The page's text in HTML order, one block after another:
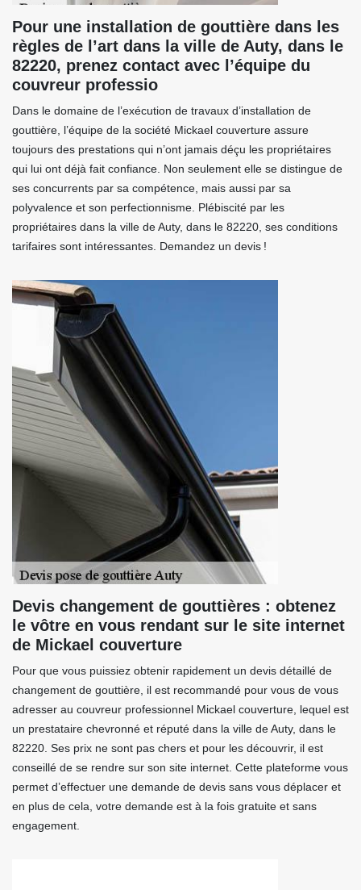
Pour une installation de gouttière dans les
règles de l’art dans la ville de Auty, dans le
82220, prenez contact avec l’équipe du
couvreur professio
Dans le domaine de l’exécution de travaux d’installation de
gouttière, l’équipe de la société Mickael couverture assure
toujours des prestations qui n’ont jamais déçu les propriétaires
qui lui ont déjà fait confiance. Non seulement elle se distingue de
ses concurrents par sa compétence, mais aussi par sa
polyvalence et son perfectionnisme. Plébiscité par les
propriétaires dans la ville de Auty, dans le 82220, ses conditions
tarifaires sont intéressantes. Demandez un devis !
Devis changement de gouttières : obtenez
le vôtre en vous rendant sur le site internet
de Mickael couverture
Pour que vous puissiez obtenir rapidement un devis détaillé de
changement de gouttière, il est recommandé pour vous de vous
adresser au couvreur professionnel Mickael couverture, lequel est
un prestataire chevronné et réputé dans la ville de Auty, dans le
82220. Ses prix ne sont pas chers et pour les découvrir, il est
conseillé de se rendre sur son site internet. Cette plateforme vous
permet d’effectuer une demande de devis sans vous déplacer et
en plus de cela, votre demande est à la fois gratuite et sans
engagement.